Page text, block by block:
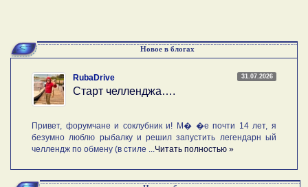
Новое в блогах
31.07.2026
RubaDrive
Старт челленджа….
Привет, форумчане и соклубник и! М� �е почти 14 лет, я
безумно люблю рыбалку и решил запустить легендарн ый
челлендж по обмену (в стиле ... Читать полностью »